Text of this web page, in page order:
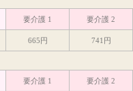
要介護 1 要介護 2
665円 741円
要介護 1 要介護 2